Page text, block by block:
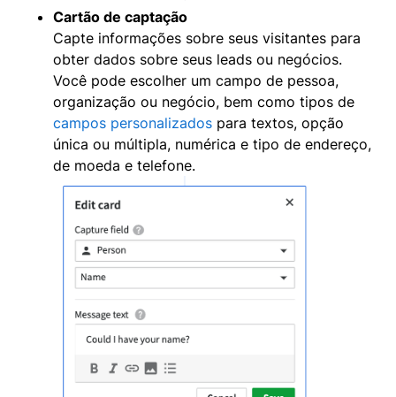
Cartão de captação
Capte informações sobre seus visitantes para
obter dados sobre seus leads ou negócios.
Você pode escolher um campo de pessoa,
organização ou negócio, bem como tipos de
campos personalizados para textos, opção
única ou múltipla, numérica e tipo de endereço,
de moeda e telefone.